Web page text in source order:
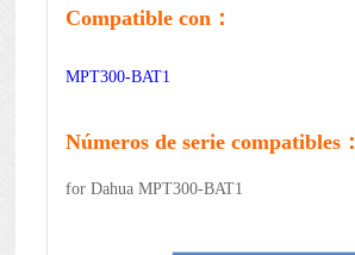
Compatible con：
MPT300-BAT1
Números de serie compatibles：
for Dahua MPT300-BAT1